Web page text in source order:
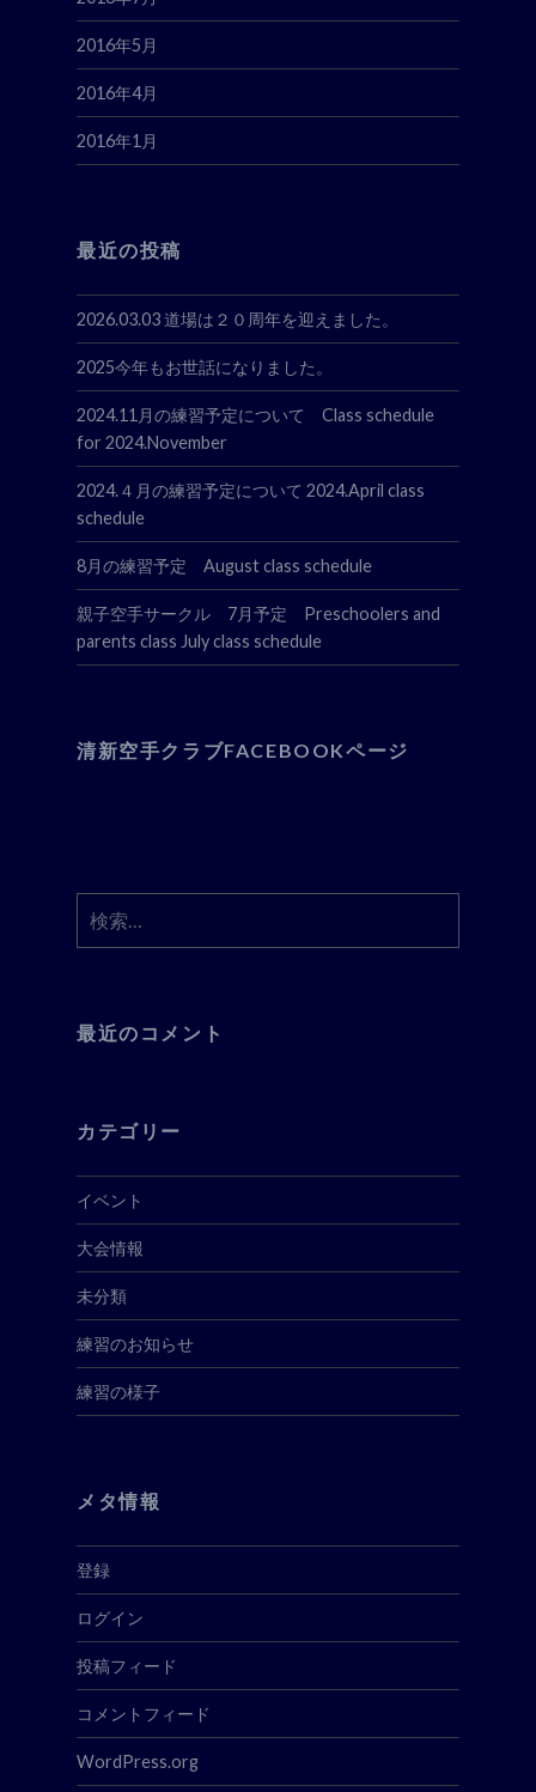
2016年5月
2016年4月
2016年1月
最近の投稿
2026.03.03 道場は２０周年を迎えました。
2025今年もお世話になりました。
2024.11月の練習予定について Class schedule
for 2024.November
2024.４月の練習予定について 2024.April class
schedule
8月の練習予定 August class schedule
親子空手サークル 7月予定 Preschoolers and
parents class July class schedule
清新空手クラブFACEBOOKページ
索:
最近のコメント
カテゴリー
イベント
大会情報
未分類
練習のお知らせ
練習の様子
メタ情報
登録
ログイン
投稿フィード
コメントフィード
WordPress.org